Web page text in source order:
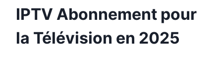
IPTV Abonnement pour
la Télévision en 2025